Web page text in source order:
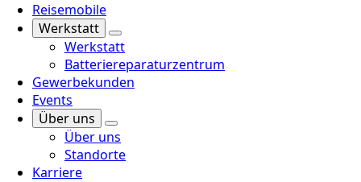
Reisemobile
Werkstatt
Werkstatt
Batteriereparaturzentrum
Gewerbekunden
Events
Über uns
Über uns
Standorte
Karriere